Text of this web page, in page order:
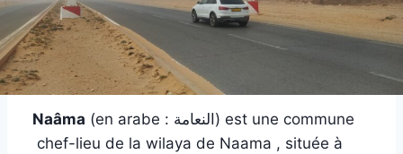
Naâma (en arabe : النعامة) est une commune
chef-lieu de la wilaya de Naama , située à